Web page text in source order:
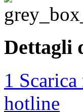
Dettagli
1
hotline